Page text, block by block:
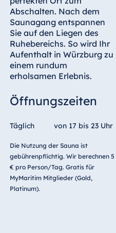
Malta
Antonine Hotel &
Spa Malta
Mauritius
Resort & Spa
Mauritius
Abschalten. Nach dem
Saunagang entspannen
Sie auf den Liegen des
Ruhebereichs. So wird Ihr
Aufenthalt in Würzburg zu
einem rundum
erholsamen Erlebnis.
Öffnungszeiten
Täglich von 17 bis 23 Uhr
Die Nutzung der Sauna ist
gebührenpflichtig. Wir berechnen 5
€ pro Person/Tag. Gratis für
MyMaritim Mitglieder (Gold,
Platinum).